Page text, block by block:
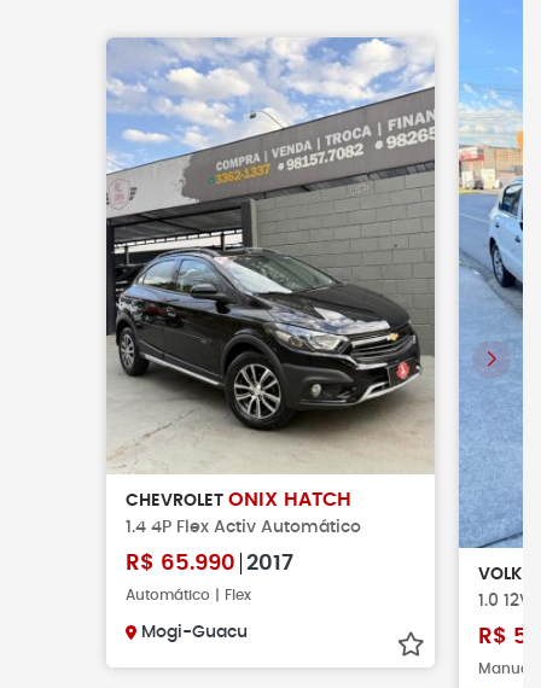
CHEVROLET ONIX HATCH
1.4 4P Flex Activ Automático
R$ 65.990 2017
Automático | Flex
Mogi-Guacu
1.0 12V
R$
Manual